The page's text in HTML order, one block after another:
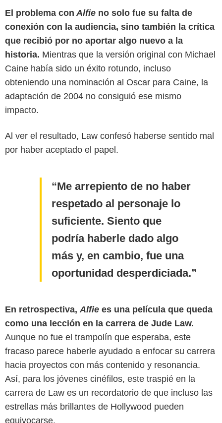
El problema con Alfie no solo fue su falta de
conexión con la audiencia, sino también la crítica
que recibió por no aportar algo nuevo a la
historia. Mientras que la versión original con Michael
Caine había sido un éxito rotundo, incluso
obteniendo una nominación al Oscar para Caine, la
adaptación de 2004 no consiguió ese mismo
impacto.
Al ver el resultado, Law confesó haberse sentido mal
por haber aceptado el papel.
Me arrepiento de no haber
respetado al personaje lo
suficiente. Siento que
podría haberle dado algo
más y, en cambio, fue una
oportunidad desperdiciada.
En retrospectiva,Alfie es una película que queda
como una lección en la carrera de Jude Law.
Aunque no fue el trampolín que esperaba, este
fracaso parece haberle ayudado a enfocar su carrera
hacia proyectos con más contenido y resonancia.
Así, para los jóvenes cinéfilos, este traspié en la
carrera de Law es un recordatorio de que incluso las
estrellas más brillantes de Hollywood pueden
equivocarse.